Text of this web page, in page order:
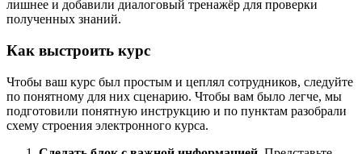
лишнее и добавили диалоговый тренажёр для проверки
полученных знаний.
Как выстроить курс
Чтобы ваш курс был простым и цеплял сотрудников, следуйте
по понятному для них сценарию. Чтобы вам было легче, мы
подготовили понятную инструкцию и по пунктам разобрали
схему строения электронного курса.